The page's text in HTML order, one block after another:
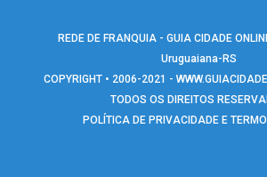
REDE DE FRANQUIA - GUIA CIDADE
Uruguaiana-RS
COPYRIGHT • 2006-2021 -
TODOS OS DIREITOS
POLÍTICA DE PRIVACIDADE E